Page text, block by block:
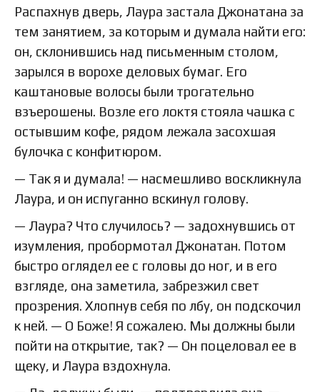
Распахнув дверь, Лаура застала Джонатана за
тем занятием, за которым и думала найти его:
он, склонившись над письменным столом,
зарылся в ворохе деловых бумаг. Его
каштановые волосы были трогательно
взъерошены. Возле его локтя стояла чашка с
остывшим кофе, рядом лежала засохшая
булочка с конфитюром.
— Так я и думала! — насмешливо воскликнула
Лаура, и он испуганно вскинул голову.
— Лаура? Что случилось? — задохнувшись от
изумления, пробормотал Джонатан. Потом
быстро оглядел ее с головы до ног, и в его
взгляде, она заметила, забрезжил свет
прозрения. Хлопнув себя по лбу, он подскочил
к ней. — О Боже! Я сожалею. Мы должны были
пойти на открытие, так? — Он поцеловал ее в
щеку, и Лаура вздохнула.